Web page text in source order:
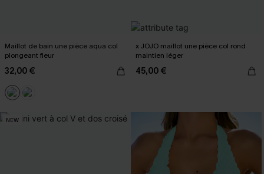
Maillot de bain une pièce aqua col
plongeant fleur
32,00 €
x JOJO maillot une pièce col rond
maintien léger
45,00 €
NEW